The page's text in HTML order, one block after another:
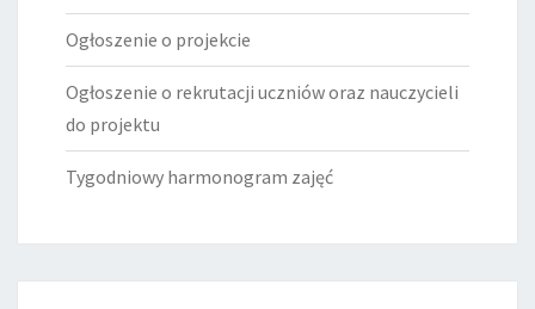
Ogłoszenie o projekcie
Ogłoszenie o rekrutacji uczniów oraz nauczycieli
do projektu
Tygodniowy harmonogram zajęć